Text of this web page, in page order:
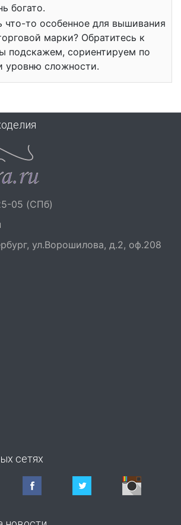
богато.
что-то особенное для вышивания
марки? Обратитесь к
подскажем, сориентируем по
уровню сложности.
05 (СПб)
ул.Ворошилова, д.2, оф.208
сетях